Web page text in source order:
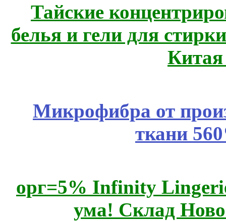
Тайские
белья и гели для
Микрофибра от
ткани
орг=5% Infinity
ума! Склад